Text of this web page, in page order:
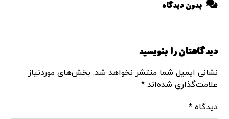
بدون دیدگاه
دیدگاهتان را بنویسید
نشانی ایمیل شما منتشر نخواهد شد. بخش‌های موردنیاز
علامت‌گذاری شده‌اند*
دیدگاه*